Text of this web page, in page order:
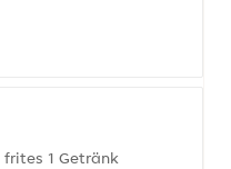
frites 1 Getränk